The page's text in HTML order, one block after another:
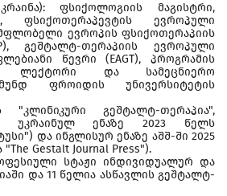
ფსიქოლოგიის მაგისტრი,
ფსიქოთერაპევტის ევროპული
მფლობელი ევროპის ფსიქოთერაპიის
გეშტალტ-თერაპიის ევროპული
წევრი (EAGT), პროგრამის
ლექტორი და სამეცნიერო
ფროიდის უნივერსიტეტის
გეშტალტ-თერაპია",
უკრაინულ ენაზე 2023 წელს
და ინგლისურ ენაზე აშშ-ში 2025
Gestalt Journal Press").
სტაჟი ინდივიდუალურ და
და 11 წელია ასწავლის გეშტალტ-